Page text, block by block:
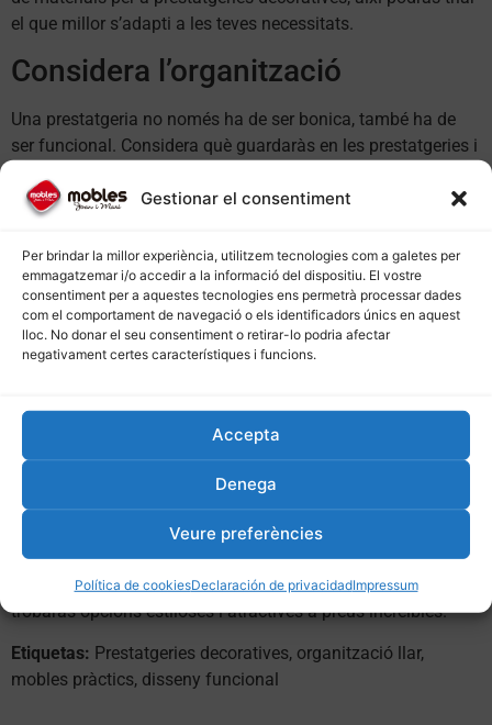
Gestionar el consentiment
Per brindar la millor experiència, utilitzem tecnologies com a galetes per
emmagatzemar i/o accedir a la informació del dispositiu. El vostre
consentiment per a aquestes tecnologies ens permetrà processar dades
com el comportament de navegació o els identificadors únics en aquest
lloc. No donar el seu consentiment o retirar-lo podria afectar
negativament certes característiques i funcions.
Accepta
Denega
Veure preferències
Política de cookiesDeclaración de privacidadImpressum
el que millor s’adapti a les teves necessitats.
Considera l’organització
Una prestatgeria no només ha de ser bonica, també ha de
ser funcional. Considera què guardaràs en les prestatgeries i
prestatgeria per a llibres, potser voldràs una amb seccions o
compartiments. Si la vas a utilitzar per a exposar objectes de
decoració, potser voldràs una prestatgeria amb espais
oberts i àmplis. Amoblesjoanimari.com/armaristrobaràs
prestatgeries amb diferents solucions d’organització per a
cada necessitat.
Per a finalitzar, recorda que la prestatgeria que escullis ha de
reflectir el teu estil personal. Si prefereixes un disseny
minimalista, busca prestatgeries amb línies netes i colors
neutres. Si t’agrada més un estil boho, busca prestatgeries
amb detalls únics i colors vius. La clau és escollir una
prestatgeria que t’agradi i que complementi la resta de la
teva decoració. Amoblesjoanimari.com/promocionssempre
trobaràs opcions estiloses i atractives a preus increïbles.
Etiquetas: Prestatgeries decoratives, organització llar,
mobles pràctics, disseny funcional